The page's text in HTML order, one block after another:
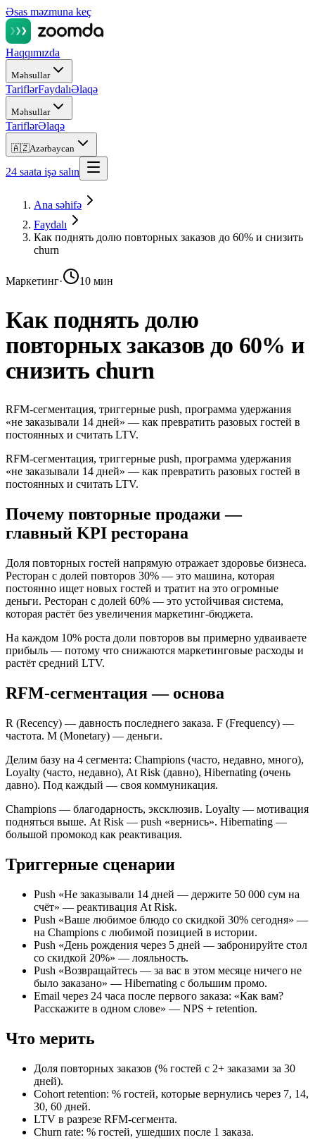
Əsas məzmuna keç
Haqqımızda
Məhsullar
TariflərFaydalıƏlaqə
Məhsullar
TariflərƏlaqə
🇦🇿Azərbaycan
24 saata işə salın
Ana səhifə
Faydalı
Как поднять долю повторных заказов до 60% и снизить
churn
Маркетинг· 10 мин
Как поднять долю
повторных заказов до 60% и
снизить churn
RFM-сегментация, триггерные push, программа удержания
«не заказывали 14 дней» — как превратить разовых гостей в
постоянных и считать LTV.
RFM-сегментация, триггерные push, программа удержания
«не заказывали 14 дней» — как превратить разовых гостей в
постоянных и считать LTV.
Почему повторные продажи —
главный KPI ресторана
Доля повторных гостей напрямую отражает здоровье бизнеса.
Ресторан с долей повторов 30% — это машина, которая
постоянно ищет новых гостей и тратит на это огромные
деньги. Ресторан с долей 60% — это устойчивая система,
которая растёт без увеличения маркетинг-бюджета.
На каждом 10% роста доли повторов вы примерно удваиваете
прибыль — потому что снижаются маркетинговые расходы и
растёт средний LTV.
RFM-сегментация — основа
R (Recency) — давность последнего заказа. F (Frequency) —
частота. M (Monetary) — деньги.
Делим базу на 4 сегмента: Champions (часто, недавно, много),
Loyalty (часто, недавно), At Risk (давно), Hibernating (очень
давно). Под каждый — своя коммуникация.
Champions — благодарность, эксклюзив. Loyalty — мотивация
подняться выше. At Risk — push «вернись». Hibernating —
большой промокод как реактивация.
Триггерные сценарии
Push «Не заказывали 14 дней — держите 50 000 сум на
счёт» — реактивация At Risk.
Push «Ваше любимое блюдо со скидкой 30% сегодня» —
на Champions с любимой позицией в истории.
Push «День рождения через 5 дней — забронируйте стол
со скидкой 20%» — лояльность.
Push «Возвращайтесь — за вас в этом месяце ничего не
было заказано» — Hibernating с большим промо.
Email через 24 часа после первого заказа: «Как вам?
Расскажите в одном слове» — NPS + retention.
Что мерить
Доля повторных заказов (% гостей с 2+ заказами за 30
дней).
Cohort retention: % гостей, которые вернулись через 7, 14,
30, 60 дней.
LTV в разрезе RFM-сегмента.
Churn rate: % гостей, ушедших после 1 заказа.